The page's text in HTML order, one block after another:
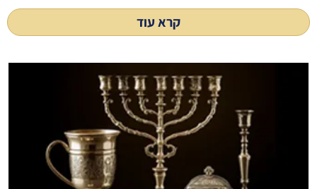
קרא עוד